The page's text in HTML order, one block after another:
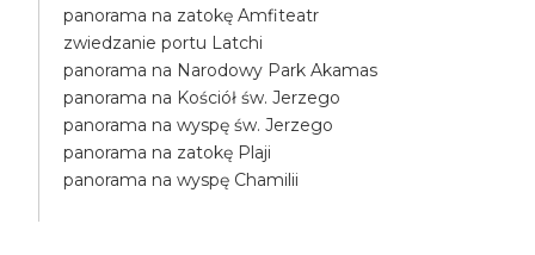
panorama na zatokę Amfiteatr
zwiedzanie portu Latchi
panorama na Narodowy Park Akamas
panorama na Kościół św. Jerzego
panorama na wyspę św. Jerzego
panorama na zatokę Plaji
panorama na wyspę Chamilii